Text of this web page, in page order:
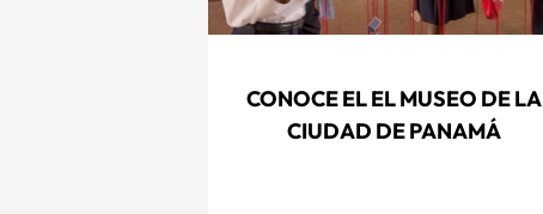
CONOCE EL EL MUSEO DE LA
CIUDAD DE PANAMÁ